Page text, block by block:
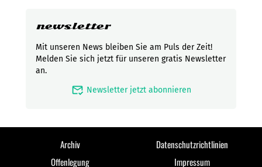
newsletter
Mit unseren News bleiben Sie am Puls der Zeit!
Melden Sie sich jetzt für unseren gratis Newsletter
an.
mark_email_read Newsletter jetzt abonnieren
Archiv
Datenschutzrichtlinien
Offenlegung
Impressum